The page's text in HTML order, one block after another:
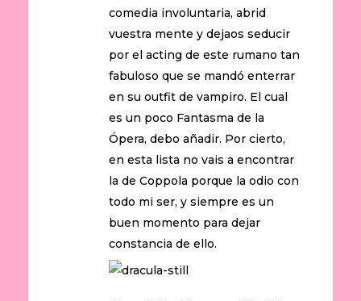
comedia involuntaria, abrid
vuestra mente y dejaos seducir
por el acting de este rumano tan
fabuloso que se mandó enterrar
en su outfit de vampiro. El cual
es un poco Fantasma de la
Ópera, debo añadir. Por cierto,
en esta lista no vais a encontrar
la de Coppola porque la odio con
todo mi ser, y siempre es un
buen momento para dejar
constancia de ello.